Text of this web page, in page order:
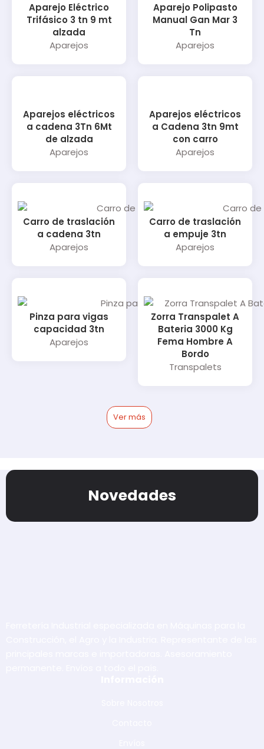
Aparejo Eléctrico
Trifásico 3 tn 9 mt
alzada
Aparejos
Aparejo Polipasto
Manual Gan Mar 3
Tn
Aparejos
Aparejos eléctricos
a cadena 3Tn 6Mt
de alzada
Aparejos
Aparejos eléctricos
a Cadena 3tn 9mt
con carro
Aparejos
Carro de traslación
a cadena 3tn
Aparejos
Carro de traslación
a empuje 3tn
Aparejos
Pinza para vigas
capacidad 3tn
Aparejos
Zorra Transpalet A
Bateria 3000 Kg
Fema Hombre A
Bordo
Transpalets
Ver más
Novedades